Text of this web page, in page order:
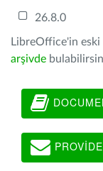
26.8.0
LibreOffice'in
arşivde